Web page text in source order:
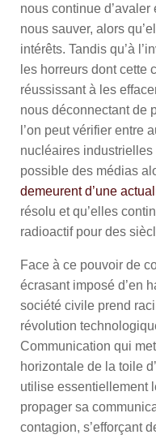
nous continue
nous sauver, alors
intérêts. Tandis qu’à
les horreurs dont cette
réussissant à les
nous déconnectant de
l’on peut vérifier entre
nucléaires
possible des médias
demeurent d’une
résolu et qu’elles
radioactif pour des
Face à ce pouvoir de
écrasant imposé d’en
société civile prend
révolution
Communication qui
horizontale de la toile
utilise essentiellement
propager sa
contagion, s’efforçant